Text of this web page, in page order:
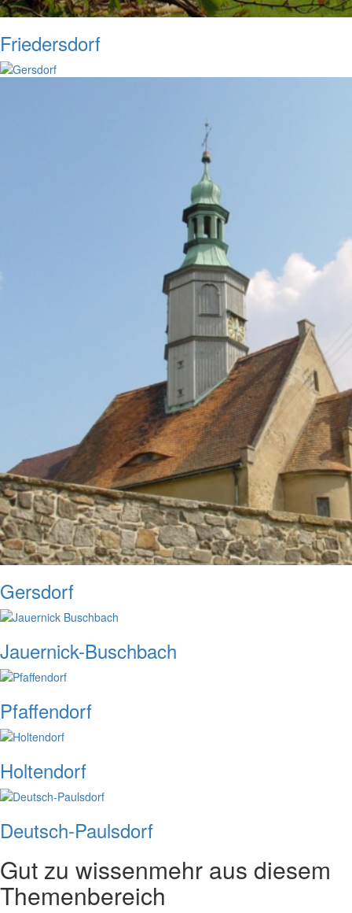
Friedersdorf
Gersdorf
Jauernick-Buschbach
Pfaffendorf
Holtendorf
Deutsch-Paulsdorf
Gut zu wissenmehr aus diesem
Themenbereich